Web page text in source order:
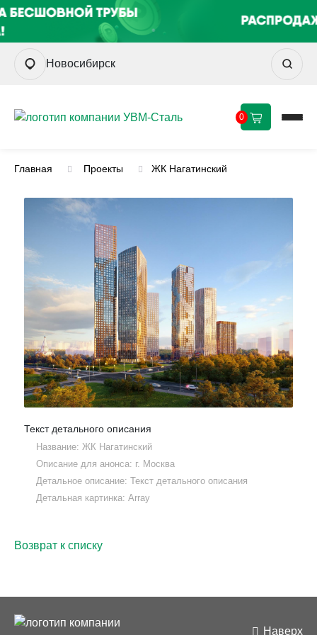
Новосибирск
0
Главная Проекты ЖК Нагатинский
Текст детального описания
Название: ЖК Нагатинский
Описание для анонса: г. Москва
Детальное описание: Текст детального описания
Детальная картинка: Array
Возврат к списку
Наверх